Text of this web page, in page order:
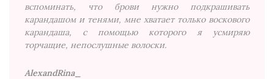
вспоминать, что брови нужно подкрашивать
карандашом и тенями, мне хватает только воскового
карандаша, с помощью которого я усмиряю
торчащие, непослушные волоски.
АlexandRina_